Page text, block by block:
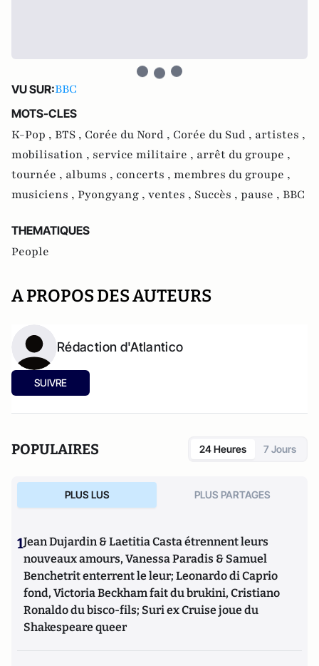
VU SUR:BBC
MOTS-CLES
K-Pop , BTS , Corée du Nord , Corée du Sud , artistes ,
mobilisation , service militaire , arrêt du groupe ,
tournée , albums , concerts , membres du groupe ,
musiciens , Pyongyang , ventes , Succès , pause , BBC
THEMATIQUES
People
A PROPOS DES AUTEURS
Rédaction d'Atlantico
SUIVRE
POPULAIRES 24 Heures 7 Jours
PLUS LUS PLUS PARTAGES
1Jean Dujardin & Laetitia Casta étrennent leurs
nouveaux amours, Vanessa Paradis & Samuel
Benchetrit enterrent le leur; Leonardo di Caprio
fond, Victoria Beckham fait du brukini, Cristiano
Ronaldo du bisco-fils; Suri ex Cruise joue du
Shakespeare queer